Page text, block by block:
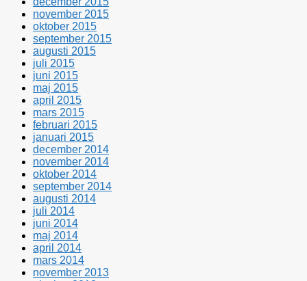
november 2015
oktober 2015
september 2015
augusti 2015
juli 2015
juni 2015
maj 2015
april 2015
mars 2015
februari 2015
januari 2015
december 2014
november 2014
oktober 2014
september 2014
augusti 2014
juli 2014
juni 2014
maj 2014
april 2014
mars 2014
november 2013